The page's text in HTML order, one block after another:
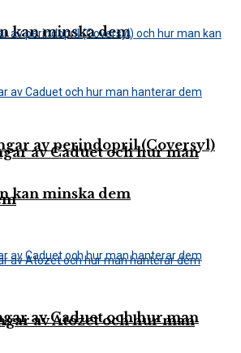
kan minska dem
av Caduet och hur man
av Atozet och hur man
av perindopril (Coversyl)
kan minska dem
av Caduet och hur man